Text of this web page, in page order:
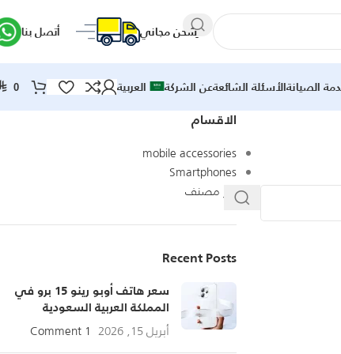
ِشحن مجاني أتصل بنا
الصيانةالأسئلة الشائعةعن الشركة العربية 0
الاقسام
mobile accessories
Smartphones
غير مصنف
Recent Posts
سعر هاتف أوبو رينو 15 برو في
المملكة العربية السعودية
أبريل 15, 2026 1 Comment